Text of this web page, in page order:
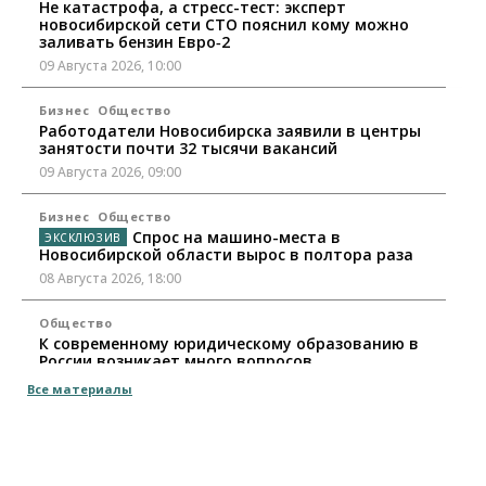
Не катастрофа, а стресс-тест: эксперт
новосибирской сети СТО пояснил кому можно
заливать бензин Евро‑2
09 Августа 2026, 10:00
Бизнес Общество
Работодатели Новосибирска заявили в центры
занятости почти 32 тысячи вакансий
09 Августа 2026, 09:00
Бизнес Общество
Спрос на машино-места в
Новосибирской области вырос в полтора раза
08 Августа 2026, 18:00
Общество
К современному юридическому образованию в
России возникает много вопросов
08 Августа 2026, 17:00
Все материалы